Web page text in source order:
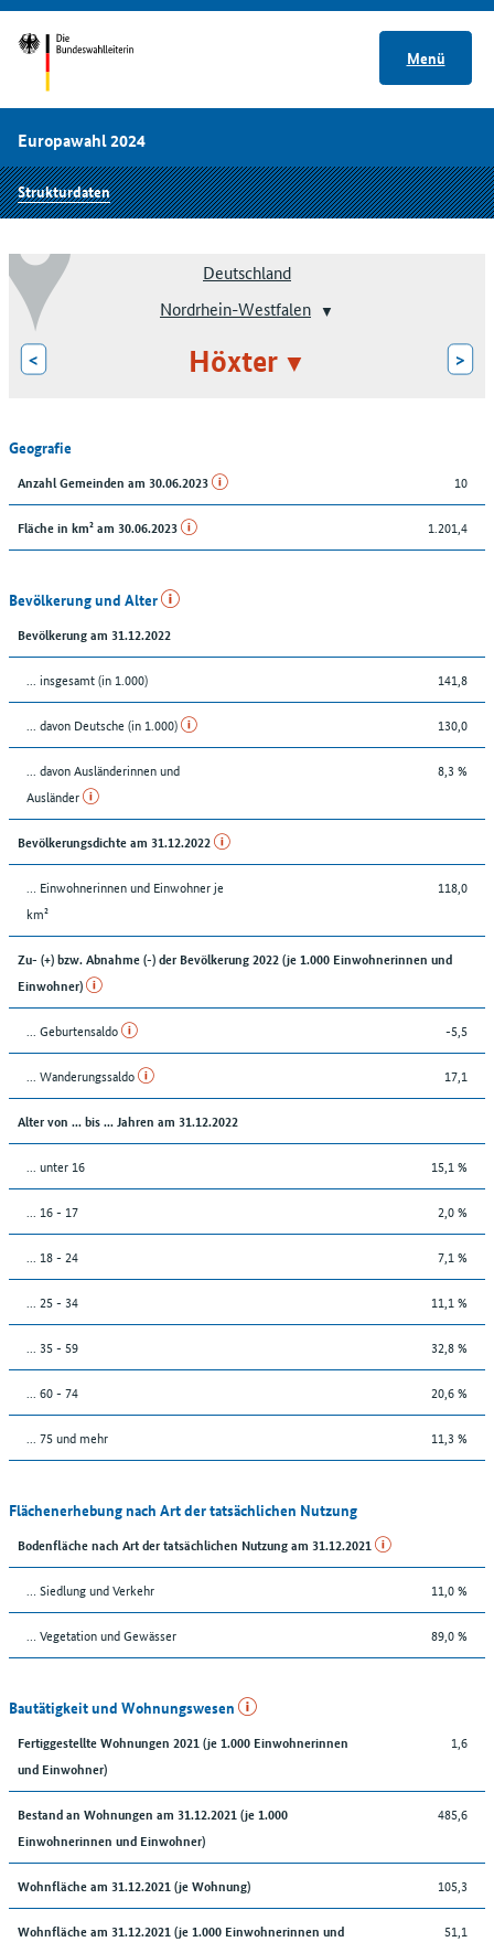
Menü
Europawahl 2024
Strukturdaten
Deutschland
Nordrhein-Westfalen
< Höxter >
Geografie
Anzahl Gemeinden am 30.06.2023 10
Fläche in km² am 30.06.2023 1.201,4
Bevölkerung und Alter
Bevölkerung am 31.12.2022
... insgesamt (in 1.000) 141,8
... davon Deutsche (in 1.000) 130,0
... davon Ausländerinnen und
Ausländer
8,3 %
Bevölkerungsdichte am 31.12.2022
… Einwohnerinnen und Einwohner je
km²
118,0
Zu- (+) bzw. Abnahme (-) der Bevölkerung 2022 (je 1.000 Einwohnerinnen und
Einwohner)
... Geburtensaldo -5,5
... Wanderungssaldo 17,1
Alter von ... bis ... Jahren am 31.12.2022
... unter 16 15,1 %
... 16 - 17 2,0 %
... 18 - 24 7,1 %
... 25 - 34 11,1 %
... 35 - 59 32,8 %
... 60 - 74 20,6 %
... 75 und mehr 11,3 %
Flächenerhebung nach Art der tatsächlichen Nutzung
Bodenfläche nach Art der tatsächlichen Nutzung am 31.12.2021
… Siedlung und Verkehr 11,0 %
… Vegetation und Gewässer 89,0 %
Bautätigkeit und Wohnungswesen
Fertiggestellte Wohnungen 2021 (je 1.000 Einwohnerinnen
und Einwohner)
1,6
Bestand an Wohnungen am 31.12.2021 (je 1.000
Einwohnerinnen und Einwohner)
485,6
Wohnfläche am 31.12.2021 (je Wohnung) 105,3
Wohnfläche am 31.12.2021 (je 1.000 Einwohnerinnen und
51,1